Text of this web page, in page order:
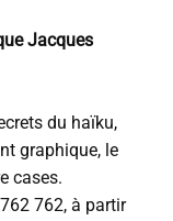
Jacques
du haïku,
graphique, le
cases.
762, à partir